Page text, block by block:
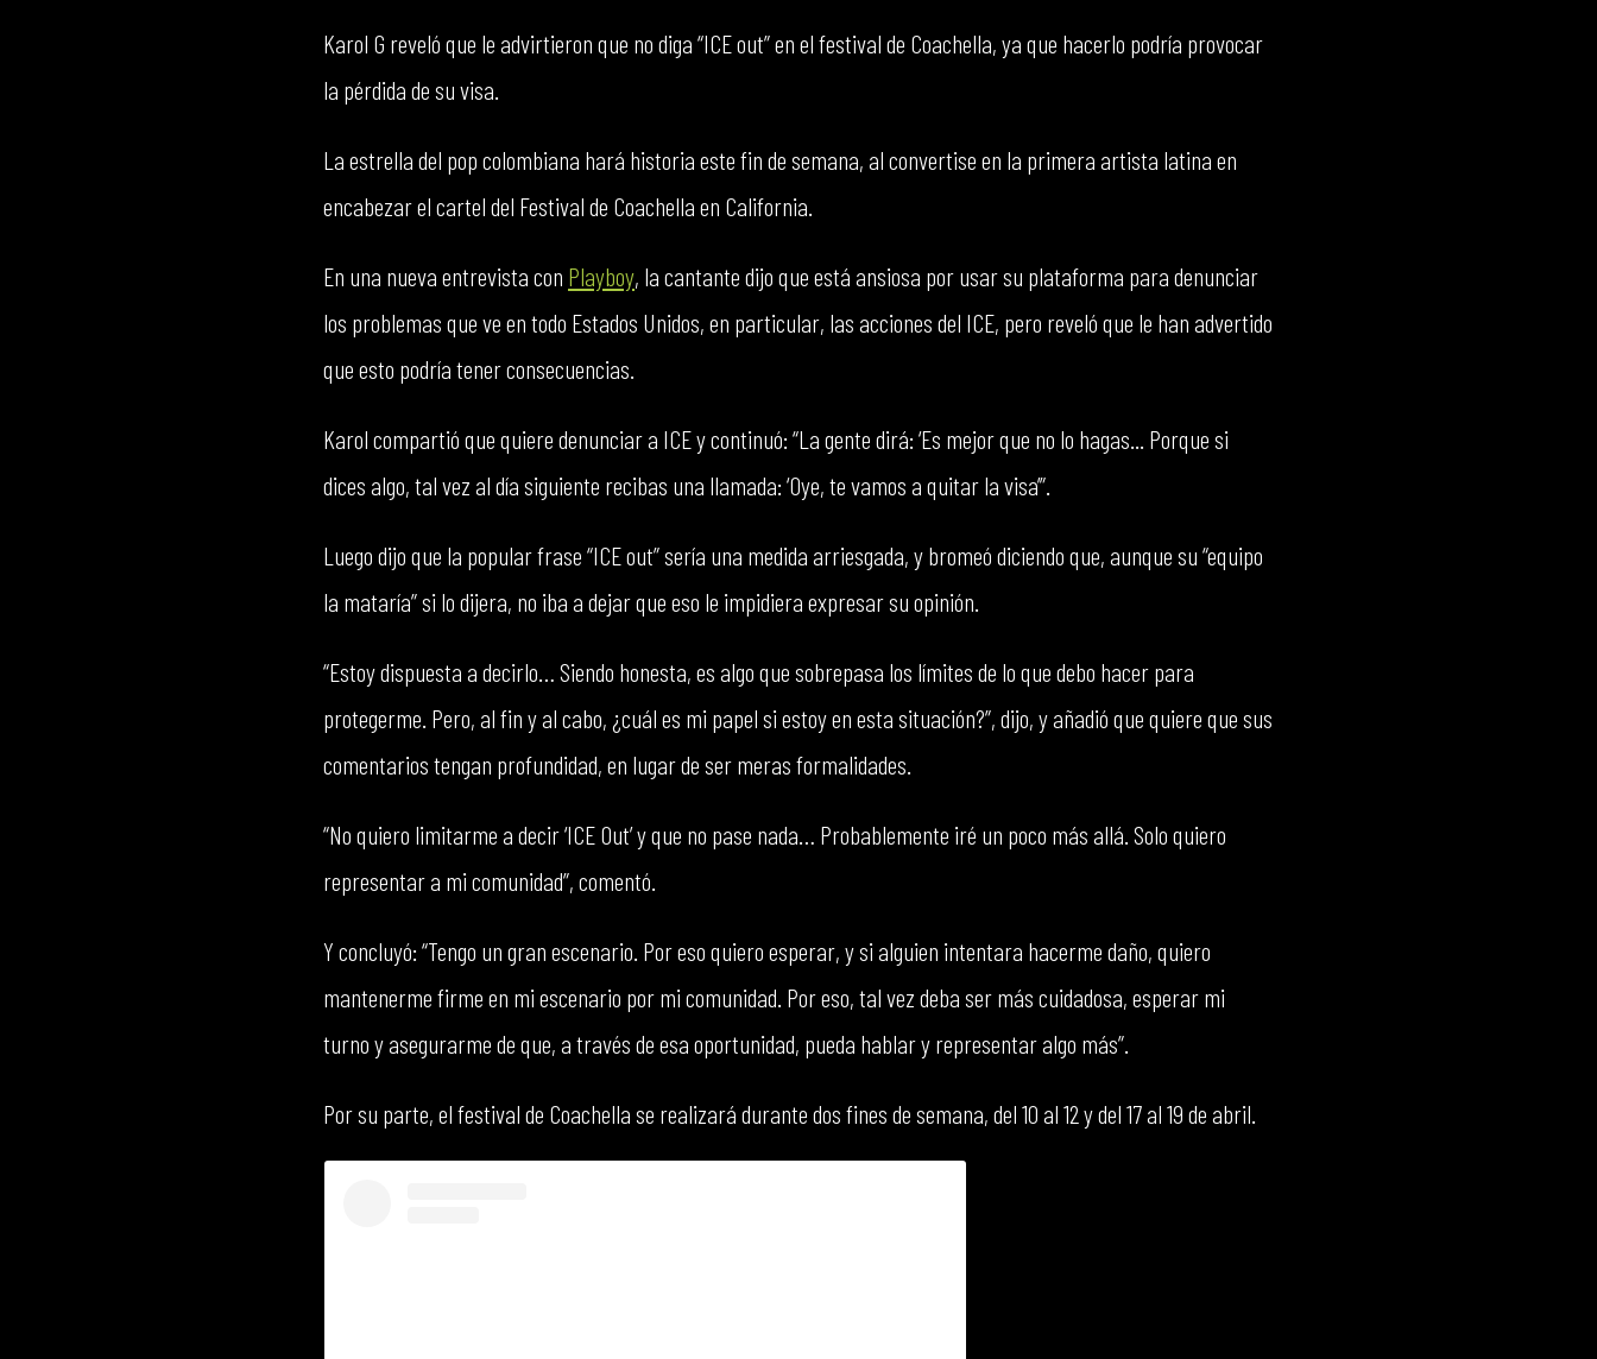
Karol G reveló que le advirtieron que no diga “ICE out” en el festival de Coachella, ya que hacerlo podría provocar
la pérdida de su visa.
La estrella del pop colombiana hará historia este fin de semana, al convertise en la primera artista latina en
encabezar el cartel del Festival de Coachella en California.
En una nueva entrevista con Playboy, la cantante dijo que está ansiosa por usar su plataforma para denunciar
los problemas que ve en todo Estados Unidos, en particular, las acciones del ICE, pero reveló que le han advertido
que esto podría tener consecuencias.
Karol compartió que quiere denunciar a ICE y continuó: “La gente dirá: ‘Es mejor que no lo hagas... Porque si
dices algo, tal vez al día siguiente recibas una llamada: ‘Oye, te vamos a quitar la visa’”.
Luego dijo que la popular frase “ICE out” sería una medida arriesgada, y bromeó diciendo que, aunque su “equipo
la mataría” si lo dijera, no iba a dejar que eso le impidiera expresar su opinión.
“Estoy dispuesta a decirlo… Siendo honesta, es algo que sobrepasa los límites de lo que debo hacer para
protegerme. Pero, al fin y al cabo, ¿cuál es mi papel si estoy en esta situación?”, dijo, y añadió que quiere que sus
comentarios tengan profundidad, en lugar de ser meras formalidades.
“No quiero limitarme a decir ‘ICE Out’ y que no pase nada… Probablemente iré un poco más allá. Solo quiero
representar a mi comunidad”, comentó.
Y concluyó: “Tengo un gran escenario. Por eso quiero esperar, y si alguien intentara hacerme daño, quiero
mantenerme firme en mi escenario por mi comunidad. Por eso, tal vez deba ser más cuidadosa, esperar mi
turno y asegurarme de que, a través de esa oportunidad, pueda hablar y representar algo más”.
Por su parte, el festival de Coachella se realizará durante dos fines de semana, del 10 al 12 y del 17 al 19 de abril.